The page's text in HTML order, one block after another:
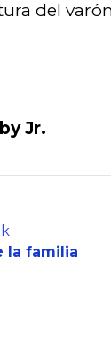
del
Jr.
la familia